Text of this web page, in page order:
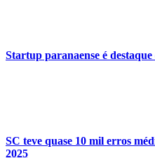
Startup paranaense é
SC teve quase 10 mil erros
2025